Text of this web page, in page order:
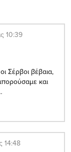
10:39
Σέρβοι βέβαια,
και
14:48